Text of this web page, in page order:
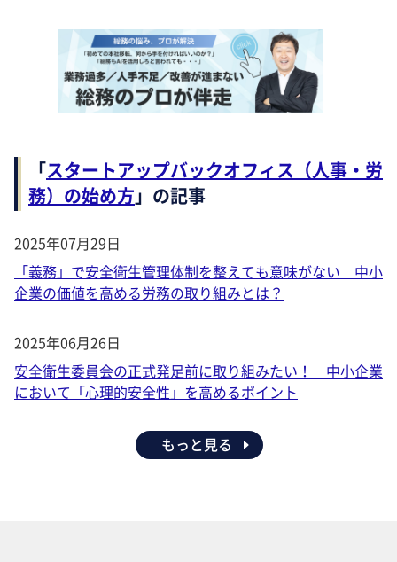
「スタートアップバックオフィス（人事・労
務）の始め方」の記事
2025年07月29日
「義務」で安全衛生管理体制を整えても意味がない 中小
企業の価値を高める労務の取り組みとは？
2025年06月26日
安全衛生委員会の正式発足前に取り組みたい！ 中小企業
において「心理的安全性」を高めるポイント
もっと見る